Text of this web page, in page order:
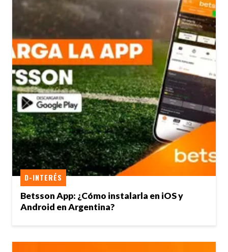
Betsson App: ¿Cómo instalarla en iOS y
Android en Argentina?
D-INTERÉS